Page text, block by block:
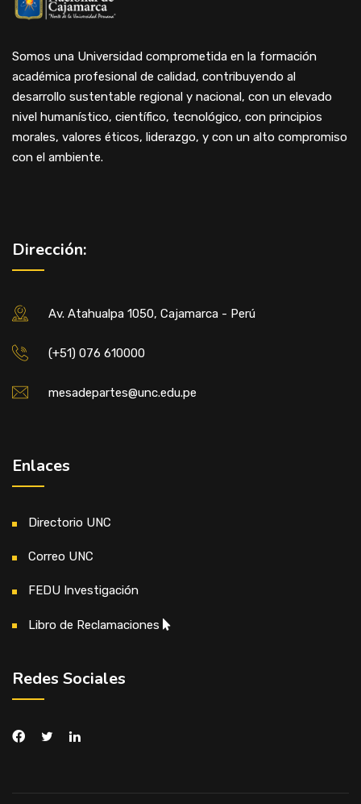
Somos una Universidad comprometida en la formación
académica profesional de calidad, contribuyendo al
desarrollo sustentable regional y nacional, con un elevado
nivel humanístico, científico, tecnológico, con principios
morales, valores éticos, liderazgo, y con un alto compromiso
con el ambiente.
Dirección:
Av. Atahualpa 1050, Cajamarca - Perú
(+51) 076 610000
mesadepartes@unc.edu.pe
Enlaces
Directorio UNC
Correo UNC
FEDU Investigación
Libro de Reclamaciones
Redes Sociales